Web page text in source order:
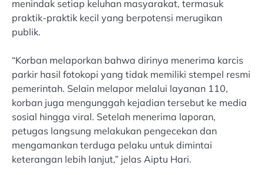
menindak setiap keluhan masyarakat, termasuk
praktik-praktik kecil yang berpotensi merugikan
publik.
“Korban melaporkan bahwa dirinya menerima karcis
parkir hasil fotokopi yang tidak memiliki stempel resmi
pemerintah. Selain melapor melalui layanan 110,
korban juga mengunggah kejadian tersebut ke media
sosial hingga viral. Setelah menerima laporan,
petugas langsung melakukan pengecekan dan
mengamankan terduga pelaku untuk dimintai
keterangan lebih lanjut,” jelas Aiptu Hari.